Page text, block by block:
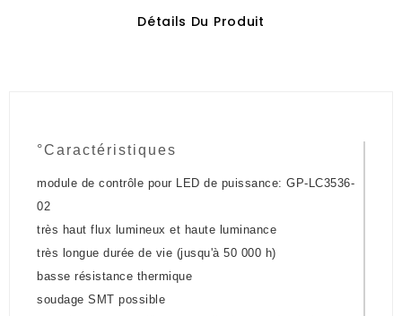
Détails Du Produit
°Caractéristiques
module de contrôle pour LED de puissance: GP-LC3536-
02
très haut flux lumineux et haute luminance
très longue durée de vie (jusqu'à 50 000 h)
basse résistance thermique
soudage SMT possible